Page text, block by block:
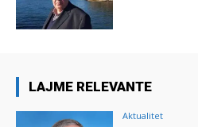
LAJME RELEVANTE
Aktualitet